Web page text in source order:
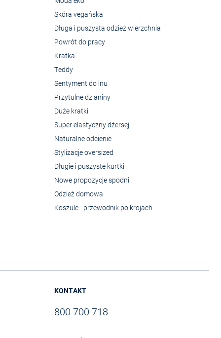
Skóra vegańska
Długa i puszysta odzież wierzchnia
Powrót do pracy
Kratka
Teddy
Sentyment do lnu
Przytulne dzianiny
Duże kratki
Super elastyczny dżersej
Naturalne odcienie
Stylizacje oversized
Długie i puszyste kurtki
Nowe propozycje spodni
Odzież domowa
Koszule - przewodnik po krojach
KONTAKT
800 700 718